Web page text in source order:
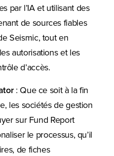
par l’IA et utilisant des
de sources fiables
Seismic, tout en
autorisations et les
d’accès.
: Que ce soit à la fin
les sociétés de gestion
sur Fund Report
le processus, qu’il
de fiches